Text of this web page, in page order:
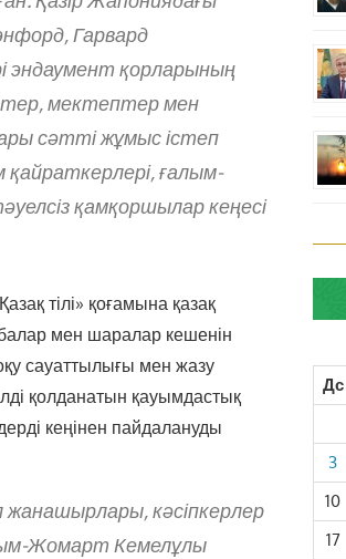
Гарвард
эндаумент қорларының
мектептер мен
сәтті жұмыс істеп
қайраткерлері, ғалым-
қамқоршылар кеңесі
тілі» қоғамына қазақ
мен шаралар кешенін
сауаттылығы мен жазу
қолданатын қауымдастық
кеңінен пайдалануды
жанашырлары, кәсіпкерлер
Жомарт Кемелұлы
Дс
3
10
17